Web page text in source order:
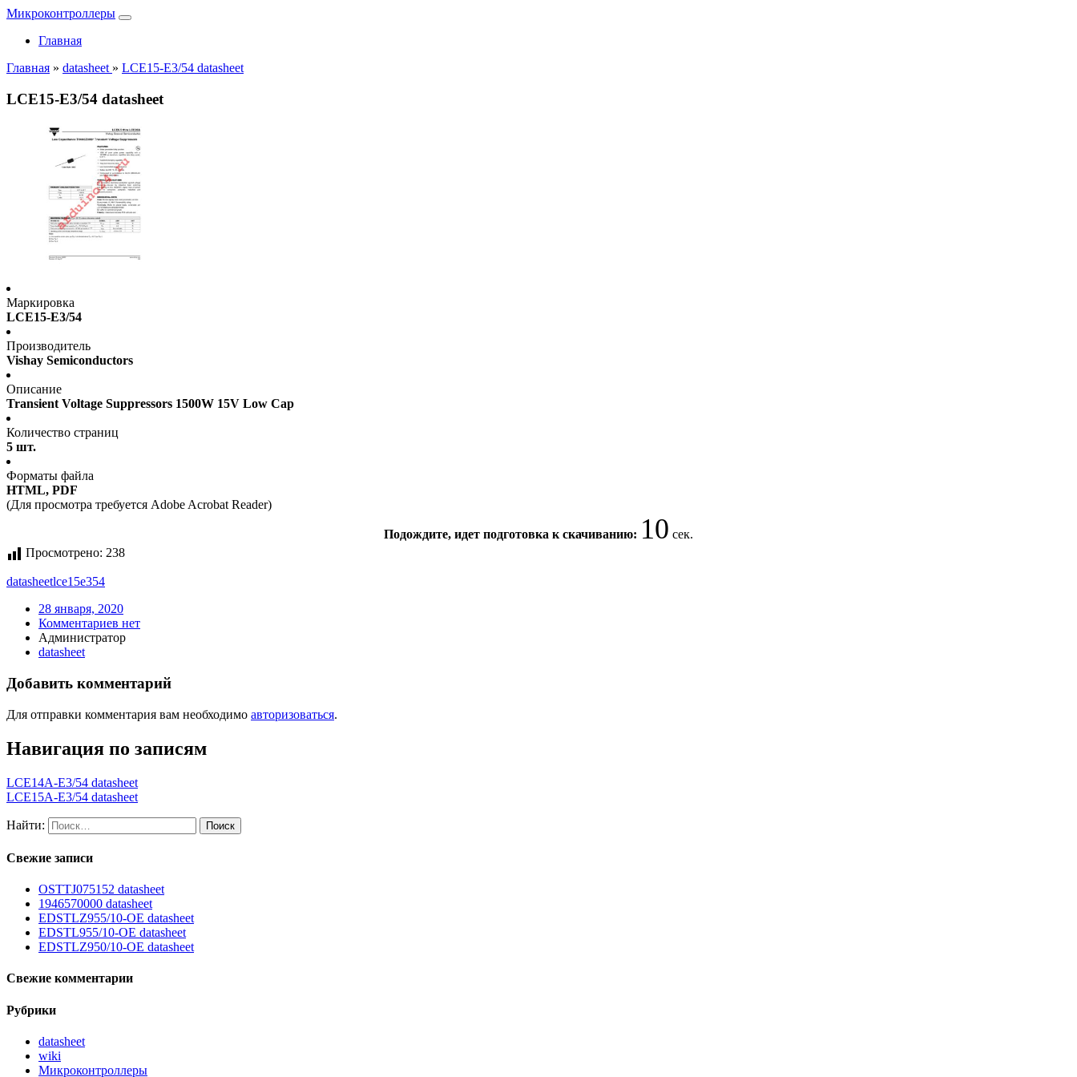
Микроконтроллеры
Главная
Главная » datasheet » LCE15-E3/54 datasheet
LCE15-E3/54 datasheet
Маркировка
LCE15-E3/54
Производитель
Vishay Semiconductors
Описание
Transient Voltage Suppressors 1500W 15V Low Cap
Количество страниц
5 шт.
Форматы файла
HTML, PDF
(Для просмотра требуется Adobe Acrobat Reader)
Подождите, идет подготовка к скачиванию: 10 сек.
Просмотрено: 238
datasheetlce15e354
28 января, 2020
Комментариев нет
Администратор
datasheet
Добавить комментарий
Для отправки комментария вам необходимо авторизоваться.
Навигация по записям
LCE14A-E3/54 datasheet
LCE15A-E3/54 datasheet
Найти:
Свежие записи
OSTTJ075152 datasheet
1946570000 datasheet
EDSTLZ955/10-OE datasheet
EDSTL955/10-OE datasheet
EDSTLZ950/10-OE datasheet
Свежие комментарии
Рубрики
datasheet
wiki
Микроконтроллеры